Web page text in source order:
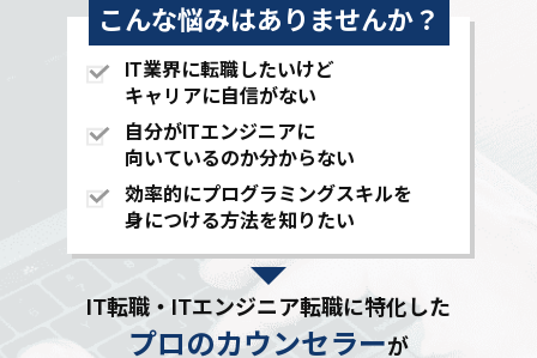
こんな悩みはありませんか？
IT業界に転職したいけど
キャリアに自信がない
自分がITエンジニアに
向いているのか分からない
効率的にプログラミングスキルを
身につける方法を知りたい
IT転職・ITエンジニア転職に特化した
プロのカウンセラーが